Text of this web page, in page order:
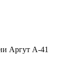
Аргут А-41